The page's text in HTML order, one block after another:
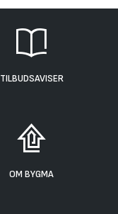
TILBUDSAVISER
OM BYGMA